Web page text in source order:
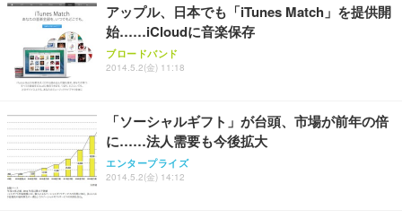
アップル、日本でも「iTunes Match」を提供開
始……iCloudに音楽保存
ブロードバンド
2014.5.2(金) 11:18
「ソーシャルギフト」が台頭、市場が前年の倍
に……法人需要も今後拡大
エンタープライズ
2014.5.2(金) 14:12